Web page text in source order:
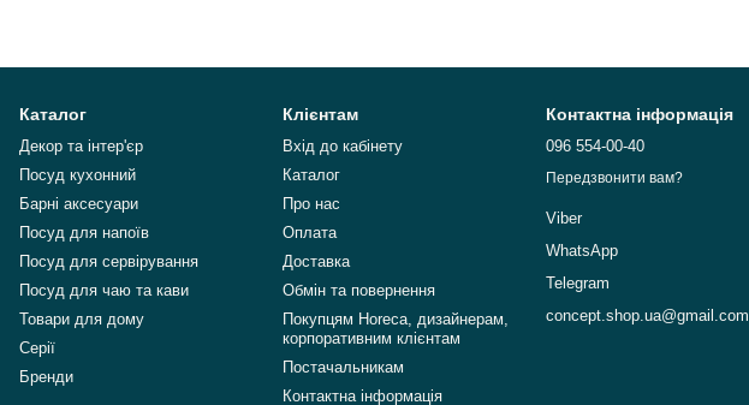
Каталог
Декор та інтер'єр
Посуд кухонний
Барні аксесуари
Посуд для напоїв
Посуд для сервірування
Посуд для чаю та кави
Товари для дому
Серії
Бренди
Клієнтам
Вхід до кабінету
Каталог
Про нас
Оплата
Доставка
Обмін та повернення
Покупцям Horeca, дизайнерам,
корпоративним клієнтам
Постачальникам
Контактна інформація
Контактна інформація
096 554-00-40
Передзвонити вам?
Viber
WhatsApp
Telegram
concept.shop.ua@gmail.com